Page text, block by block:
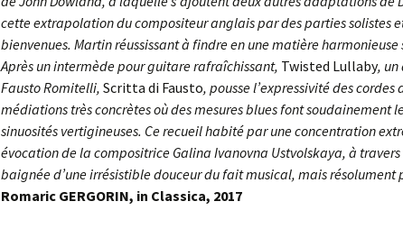
cette extrapolation du compositeur anglais par des parties solistes
bienvenues. Martin réussissant à findre en une matière harmonieuse
Après un intermède pour guitare rafraîchissant, Twisted Lullaby,
Fausto Romitelli, Scritta di Fausto, pousse l’expressivité des cordes
médiations très concrètes où des mesures blues font soudainement
sinuosités vertigineuses. Ce recueil habité par une concentration
évocation de la compositrice Galina Ivanovna Ustvolskaya, à
baignée d’une irrésistible douceur du fait musical, mais résolument
Romaric GERGORIN, in Classica, 2017